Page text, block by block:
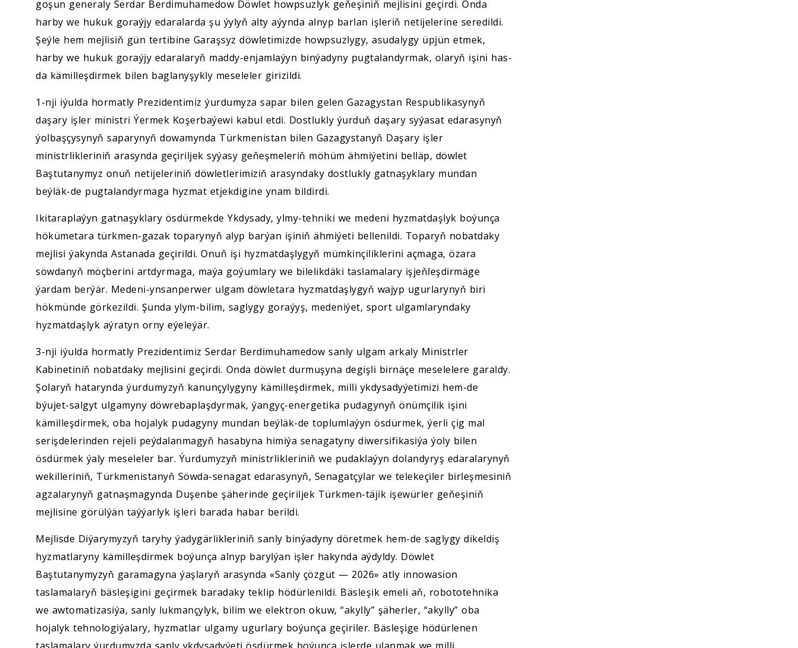
goşun generaly Serdar Berdimuhamedow Döwlet howpsuzlyk geňeşiniň mejlisini geçirdi. Onda
harby we hukuk goraýjy edaralarda şu ýylyň alty aýynda alnyp barlan işleriň netijelerine seredildi.
Şeýle hem mejlisiň gün tertibine Garaşsyz döwletimizde howpsuzlygy, asudalygy üpjün etmek,
harby we hukuk goraýjy edaralaryň maddy-enjamlaýyn binýadyny pugtalandyrmak, olaryň işini has-
da kämilleşdirmek bilen baglanyşykly meseleler girizildi.
1-nji iýulda hormatly Prezidentimiz ýurdumyza sapar bilen gelen Gazagystan Respublikasynyň
daşary işler ministri Ýermek Koşerbaýewi kabul etdi. Dostlukly ýurduň daşary syýasat edarasynyň
ýolbaşçysynyň saparynyň dowamynda Türkmenistan bilen Gazagystanyň Daşary işler
ministrlikleriniň arasynda geçiriljek syýasy geňeşmeleriň möhüm ähmiýetini belläp, döwlet
Baştutanymyz onuň netijeleriniň döwletlerimiziň arasyndaky dostlukly gatnaşyklary mundan
beýläk-de pugtalandyrmaga hyzmat etjekdigine ynam bildirdi.
Ikitaraplaýyn gatnaşyklary ösdürmekde Ykdysady, ylmy-tehniki we medeni hyzmatdaşlyk boýunça
hökümetara türkmen-gazak toparynyň alyp barýan işiniň ähmiýeti bellenildi. Toparyň nobatdaky
mejlisi ýakynda Astanada geçirildi. Onuň işi hyzmatdaşlygyň mümkinçiliklerini açmaga, özara
söwdanyň möçberini artdyrmaga, maýa goýumlary we bilelikdäki taslamalary işjeňleşdirmäge
ýardam berýär. Medeni-ynsanperwer ulgam döwletara hyzmatdaşlygyň wajyp ugurlarynyň biri
hökmünde görkezildi. Şunda ylym-bilim, saglygy goraýyş, medeniýet, sport ulgamlaryndaky
hyzmatdaşlyk aýratyn orny eýeleýär.
3-nji iýulda hormatly Prezidentimiz Serdar Berdimuhamedow sanly ulgam arkaly Ministrler
Kabinetiniň nobatdaky mejlisini geçirdi. Onda döwlet durmuşyna degişli birnäçe meselelere garaldy.
Şolaryň hatarynda ýurdumyzyň kanunçylygyny kämilleşdirmek, milli ykdysadyýetimizi hem-de
býujet-salgyt ulgamyny döwrebaplaşdyrmak, ýangyç-energetika pudagynyň önümçilik işini
kämilleşdirmek, oba hojalyk pudagyny mundan beýläk-de toplumlaýyn ösdürmek, ýerli çig mal
serişdelerinden rejeli peýdalanmagyň hasabyna himiýa senagatyny diwersifikasiýa ýoly bilen
ösdürmek ýaly meseleler bar. Ýurdumyzyň ministrlikleriniň we pudaklaýyn dolandyryş edaralarynyň
wekilleriniň, Türkmenistanyň Söwda-senagat edarasynyň, Senagatçylar we telekeçiler birleşmesiniň
agzalarynyň gatnaşmagynda Duşenbe şäherinde geçiriljek Türkmen-täjik işewürler geňeşiniň
mejlisine görülýän taýýarlyk işleri barada habar berildi.
Mejlisde Diýarymyzyň taryhy ýadygärlikleriniň sanly binýadyny döretmek hem-de saglygy dikeldiş
hyzmatlaryny kämilleşdirmek boýunça alnyp barylýan işler hakynda aýdyldy. Döwlet
Baştutanymyzyň garamagyna ýaşlaryň arasynda «Sanly çözgüt — 2026» atly innowasion
taslamalaryň bäsleşigini geçirmek baradaky teklip hödürlenildi. Bäsleşik emeli aň, robototehnika
we awtomatizasiýa, sanly lukmançylyk, bilim we elektron okuw, “akylly” şäherler, “akylly” oba
hojalyk tehnologiýalary, hyzmatlar ulgamy ugurlary boýunça geçiriler. Bäsleşige hödürlenen